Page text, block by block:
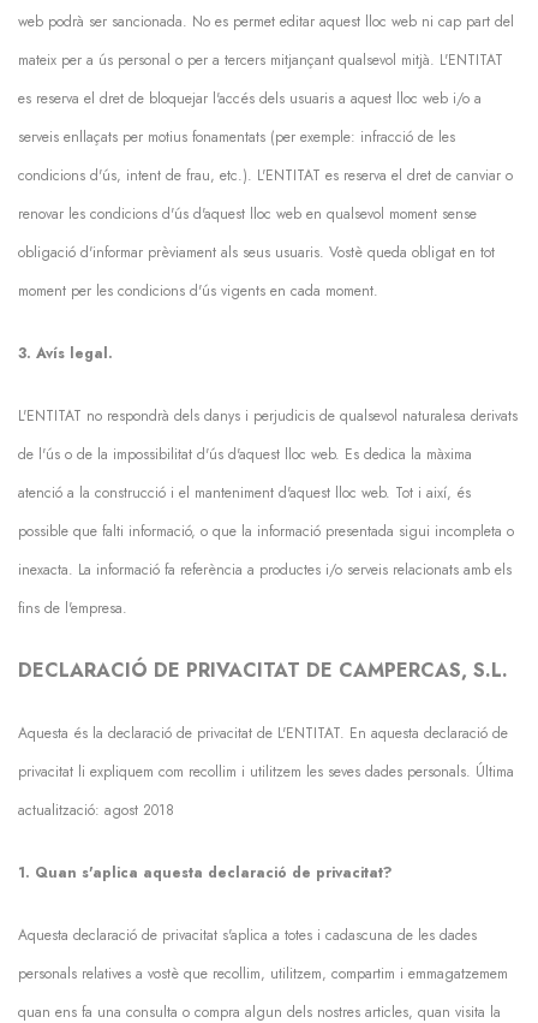
web podrà ser sancionada. No es permet editar aquest lloc web ni cap part del
mateix per a ús personal o per a tercers mitjançant qualsevol mitjà. L'ENTITAT
es reserva el dret de bloquejar l'accés dels usuaris a aquest lloc web i/o a
serveis enllaçats per motius fonamentats (per exemple: infracció de les
condicions d'ús, intent de frau, etc.). L'ENTITAT es reserva el dret de canviar o
renovar les condicions d'ús d'aquest lloc web en qualsevol moment sense
obligació d'informar prèviament als seus usuaris. Vostè queda obligat en tot
moment per les condicions d'ús vigents en cada moment.
3. Avís legal.
L'ENTITAT no respondrà dels danys i perjudicis de qualsevol naturalesa derivats
de l'ús o de la impossibilitat d'ús d'aquest lloc web. Es dedica la màxima
atenció a la construcció i el manteniment d'aquest lloc web. Tot i així, és
possible que falti informació, o que la informació presentada sigui incompleta o
inexacta. La informació fa referència a productes i/o serveis relacionats amb els
fins de l'empresa.
DECLARACIÓ DE PRIVACITAT DE CAMPERCAS, S.L.
Aquesta és la declaració de privacitat de L'ENTITAT. En aquesta declaració de
privacitat li expliquem com recollim i utilitzem les seves dades personals. Última
actualització: agost 2018
1. Quan s'aplica aquesta declaració de privacitat?
Aquesta declaració de privacitat s'aplica a totes i cadascuna de les dades
personals relatives a vostè que recollim, utilitzem, compartim i emmagatzemem
quan ens fa una consulta o compra algun dels nostres articles, quan visita la